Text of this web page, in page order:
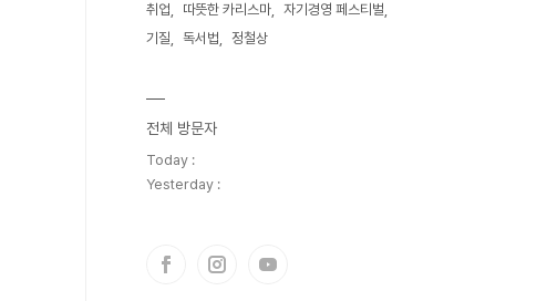
취업
따뜻한 카리스마
자기경영 페스티벌
기질
독서법 정철상
전체 방문자
Today :
Yesterday :